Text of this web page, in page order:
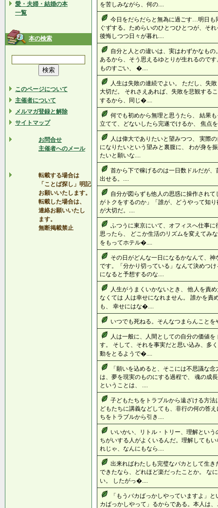
愛・夫婦・結婚の本
一覧
本の検索
このページについて
主催者について
メルマガ登録と解除
サイトマップ
お問合せ
主催者へのメール
転載する場合は
「ことば探し」明記
お願いいたします。
転載した場合は、
連絡お願いいたし
ます。
無断掲載禁止
を苦しみながら、何の....
今日をだらだらと無為に過ごす…明日
ぐずする。ためらいのひとつひとつが、そ
後悔しつつ日々が暮れ....
自分と人との違いは、実はわずかなも
あるから、そう思えるゆとりが生れるので
ものすごい、 �....
人生は失敗の連続でよい。 ただし、失
大切だ。 それさえあれば、失敗を悲観する
するから、同じ�....
何でも初めから無理と思うたら、 結果
立てて、どないしたら完遂でけるか、 焦点
人は偉大でありたいと望みつつ、 実際
になりたいという望みと裏腹に、 わが身を
たいと願いな....
首から下で稼げるのは一日数ドルだが
出せる。....
自分が図らずも他人の思惑に操作され
がトクをするのか」「誰が、どうやって知
が大切だ。....
ふつうに東京にいて、オフィスへ仕事
思ったら、 どこか生活のリズムを変えてみ
をもってホテル�....
その日がどんな一日になるかなんて、
です。「分かり切っている」なんて決めつ
になると予想するのな....
人生がうまくいかないとき、 他人を責
なくては 人は幸せになれません。 誰かを責
も、 幸せにはな�....
いつでも死ねる。そんなつまらんこと
人は一般に、人間としての自分の価値
す。 そして、それを事実だと思い込み、多
動をとるようで�....
「願いを込めると、そこには不思議な
は、夢を現実のものにする過程で、 魂の成
ということは、 ....
子どもたちをトラブルから遠ざける方
どもたちに講義などしても、非行の何の答
ちをトラブルから引き....
いいかい、リトル・トリー、理解とい
ちがいする人がよくいるんだ。理解しても
れじゃ、なんにもなら....
出来ればわたしも完璧なバカとして生
できたなら、どれほど楽だったことか。 な
い。 したがっ�....
「もうバカばっかしやっていますよ」
カばっかしやって」るからである。本人は